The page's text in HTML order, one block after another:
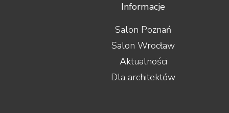
Informacje
Salon Poznań
Salon Wrocław
Aktualności
Dla architektów